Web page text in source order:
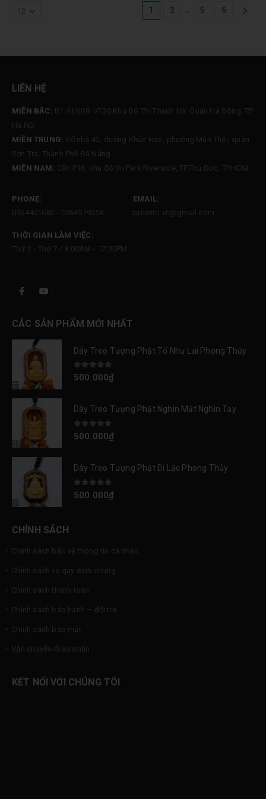
1 2 5 6
LIÊN HỆ
MIỀN BẮC: B1.4 LK09. VT20 Khu Đô Thị Thanh Hà, Quận Hà Đông, TP
Hà Nội
MIỀN TRUNG: Số nhà 42, đường Khúc Hạo, phường Mân Thái, quận
Sơn Trà, Thành Phố Đà Nẵng
MIỀN NAM: Căn P16, khu đô thị Park Riverside, TP.Thủ Đức, TP.HCM
PHONE:
0964401682 - 0964519258
EMAIL:
pizento.vn@gmail.com
THỜI GIAN LÀM VIỆC:
Thứ 2 - Thứ 7 / 8:00AM - 17:30PM
CÁC SẢN PHẨM MỚI NHẤT
Dây Treo Tượng Phật Tổ Như Lai Phong Thủy
0out of 5
500.000₫
Dây Treo Tượng Phật Nghìn Mắt Nghìn Tay
0out of 5
500.000₫
Dây Treo Tượng Phật Di Lặc Phong Thủy
0out of 5
500.000₫
CHÍNH SÁCH
Chính sách bảo vệ thông tin cá nhân
Chính sách và quy định chung
Chính sách thanh toán
Chính sách bảo hành – đổi trả
Chính sách bảo mật
Vận chuyển-Giao nhận
KẾT NỐI VỚI CHÚNG TÔI